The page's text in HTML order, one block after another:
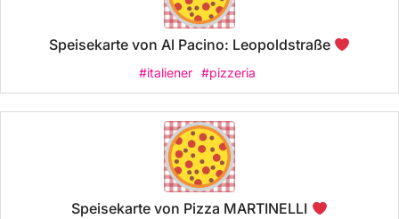
Speisekarte von Al Pacino: Leopoldstraße
#italiener #pizzeria
Speisekarte von Pizza MARTINELLI